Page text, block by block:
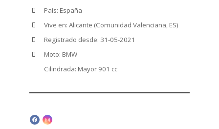
País: España
Vive en: Alicante (Comunidad Valenciana, ES)
Registrado desde: 31-05-2021
Moto: BMW
Cilindrada: Mayor 901 cc